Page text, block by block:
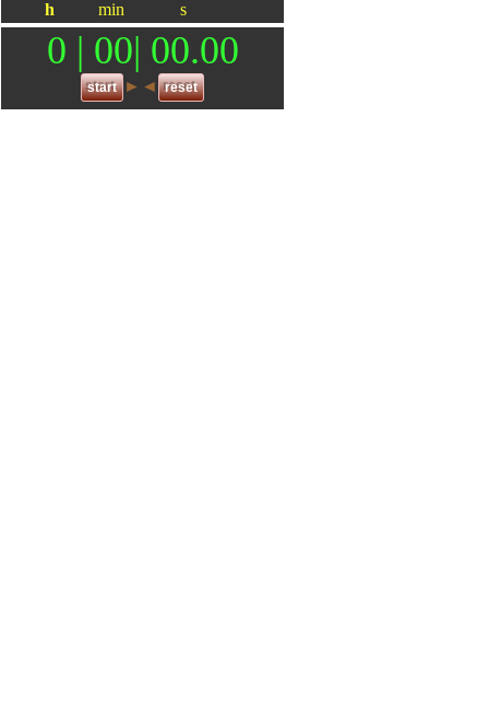
0 | 00| 00.00
start ►◄ reset
h min s